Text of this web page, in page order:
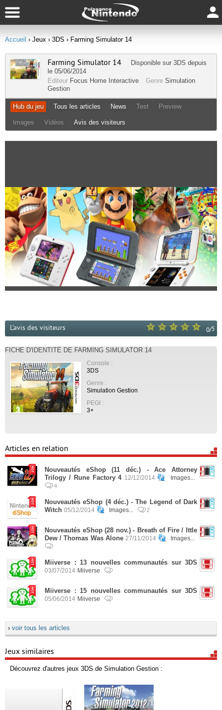
Accueil › Jeux › 3DS › Farming Simulator 14
Farming Simulator 14 Disponible sur 3DS depuis
le 05/06/2014
Editeur Focus Home Interactive Genre Simulation
Gestion
Hub du jeu Tous les articles News Test Preview
Images Vidéos Avis des visiteurs
0/5
L'avis des visiteurs
FICHE D'IDENTITÉ DE FARMING SIMULATOR 14
Console :
3DS
Genre :
Simulation Gestion
PEGI :
3+
Articles en relation
Nouveautés eShop (11 déc.) - Ace Attorney
Trilogy / Rune Factory 4 12/12/2014 Images...
4
Nouveautés eShop (4 déc.) - The Legend of Dark
Witch 05/12/2014 Images... 2
Nouveautés eShop (28 nov.) - Breath of Fire / Ittle
Dew / Thomas Was Alone 27/11/2014 Images...
Miiverse : 13 nouvelles communautés sur 3DS
03/07/2014 Miiverse
Miiverse : 15 nouvelles communautés sur 3DS
05/06/2014 Miiverse
› voir tous les articles
Jeux similaires
Découvrez d'autres jeux 3DS de Simulation Gestion :